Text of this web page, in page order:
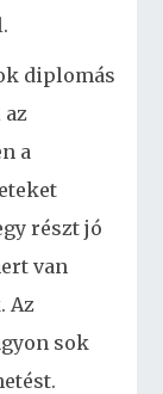
diplomás
az
a
részt jó
van
Az
sok